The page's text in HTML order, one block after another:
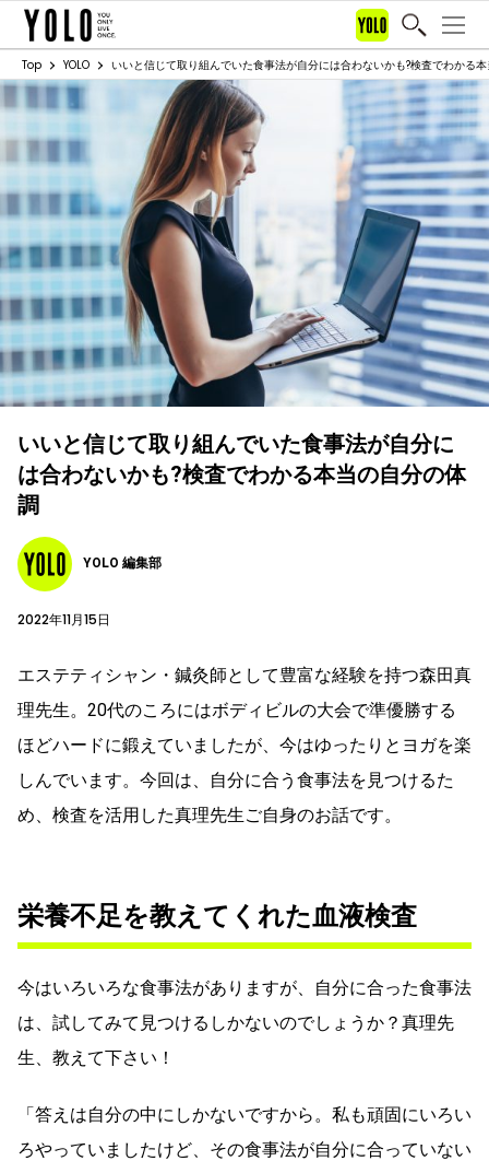
Top YOLO いいと信じて取り組んでいた食事法が自分には合わないかも?検査でわかる
いいと信じて取り組んでいた食事法が自分に
は合わないかも?検査でわかる本当の自分の体
調
YOLO 編集部
2022年11月15日
エステティシャン・鍼灸師として豊富な経験を持つ森田真
理先生。20代のころにはボディビルの大会で準優勝する
ほどハードに鍛えていましたが、今はゆったりとヨガを楽
しんでいます。今回は、自分に合う食事法を見つけるた
め、検査を活用した真理先生ご自身のお話です。
栄養不足を教えてくれた血液検査
今はいろいろな食事法がありますが、自分に合った食事法
は、試してみて見つけるしかないのでしょうか？真理先
生、教えて下さい！
「答えは自分の中にしかないですから。私も頑固にいろい
ろやっていましたけど、その食事法が自分に合っていない